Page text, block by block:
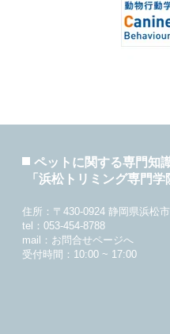
ペットに関する専門知
「浜松トリミング専門学
住所：〒430-0924 静岡県浜松
tel：053-454-8788
mail： お問合せページへ
受付時間：10:00 ~ 17:00